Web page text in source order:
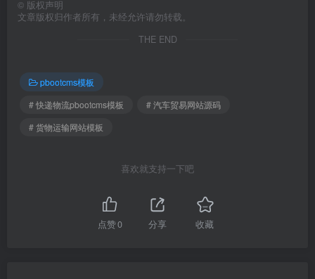
© 版权声明
文章版权归作者所有，未经允许请勿转载。
THE END
pbootcms模板
# 快递物流pbootcms模板
# 汽车贸易网站源码
# 货物运输网站模板
喜欢就支持一下吧
点赞0 分享 收藏